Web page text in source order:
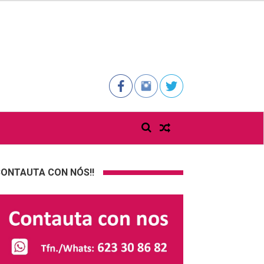
CON NÓS!!